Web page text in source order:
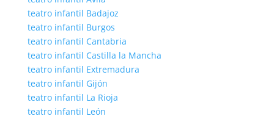
teatro infantil Badajoz
teatro infantil Burgos
teatro infantil Cantabria
teatro infantil Castilla la Mancha
teatro infantil Extremadura
teatro infantil Gijón
teatro infantil La Rioja
teatro infantil León